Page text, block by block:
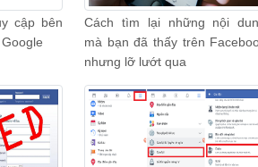
cập bên
Cách tìm lại những nội
mà bạn đã thấy trên
nhưng lỡ lướt qua